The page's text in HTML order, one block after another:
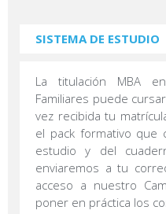
SISTEMA DE ESTUDIO
La titulación MBA
Familiares puede
vez recibida tu
el pack formativo que
estudio y del
enviaremos a tu
acceso a nuestro
poner en práctica los